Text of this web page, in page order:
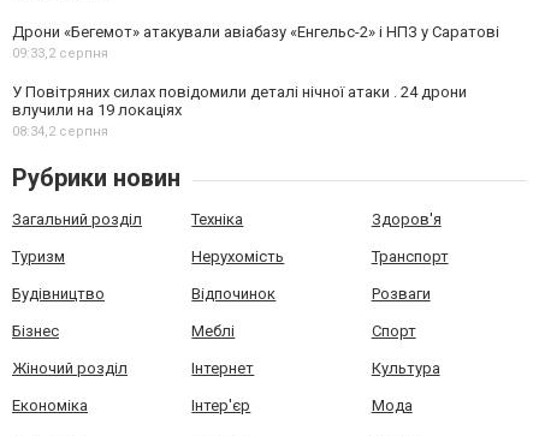
Дрони «Бегемот» атакували авіабазу «Енгельс-2» і НПЗ у Саратові
09:33,2 серпня
У Повітряних силах повідомили деталі нічної атаки . 24 дрони
влучили на 19 локаціях
08:34,2 серпня
Рубрики новин
Загальний розділ Техніка Здоров'я
Туризм Нерухомість Транспорт
Будівництво Відпочинок Розваги
Бізнес Меблі Спорт
Жіночий розділ Інтернет Культура
Економіка Інтер'єр Мода